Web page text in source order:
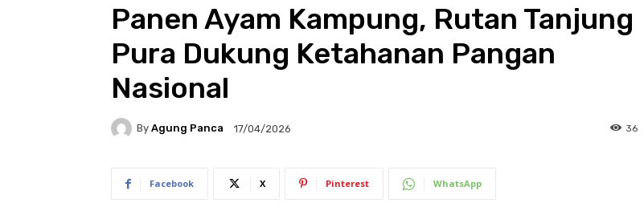
Panen Ayam Kampung, Rutan Tanjung
Pura Dukung Ketahanan Pangan
Nasional
By Agung Panca 17/04/2026 36
Facebook X Pinterest WhatsApp